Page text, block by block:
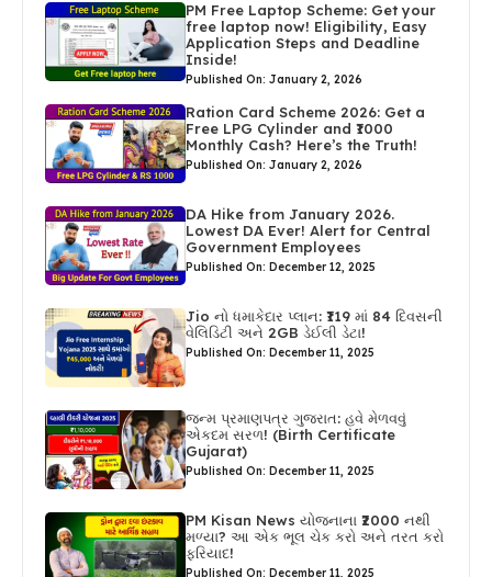
PM Free Laptop Scheme: Get your
free laptop now! Eligibility, Easy
Application Steps and Deadline
Inside!
Published On: January 2, 2026
Ration Card Scheme 2026: Get a
Free LPG Cylinder and ₹1000
Monthly Cash? Here’s the Truth!
Published On: January 2, 2026
DA Hike from January 2026.
Lowest DA Ever! Alert for Central
Government Employees
Published On: December 12, 2025
Jio નો ધમાકેદાર પ્લાન: ₹119 માં 84 દિવસની
વેલિડિટી અને 2GB ડેઈલી ડેટા!
Published On: December 11, 2025
જન્મ પ્રમાણપત્ર ગુજરાત: હવે મેળવવું
એકદમ સરળ! (Birth Certificate
Gujarat)
Published On: December 11, 2025
PM Kisan News યોજનાના ₹2000 નથી
મળ્યા? આ એક ભૂલ ચેક કરો અને તરત કરો
ફરિયાદ!
Published On: December 11, 2025